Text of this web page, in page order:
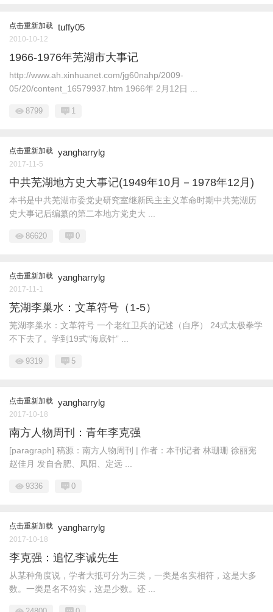
点击重新加载 tuffy05
2010-10-12
1966-1976年芜湖市大事记
http://www.ah.xinhuanet.com/jg60nahp/2009-
05/20/content_16579937.htm 1966年 2月12日 ...
8799 1
点击重新加载 yangharrylg
2017-11-5
中共芜湖地方史大事记(1949年10月－1978年12月)
本书是中共芜湖市委党史研究室继新民主主义革命时期中共芜湖历
史大事记后编纂的第二本地方党史大 ...
86620 0
点击重新加载 yangharrylg
2017-11-1
芜湖李巢水：文革符号（1-5）
芜湖李巢水：文革符号 一个老红卫兵的记述（自序） 24式太极拳学
不下去了。学到19式“海底针” ...
9319 5
点击重新加载 yangharrylg
2017-10-18
南方人物周刊：青年李克强
[paragraph] 稿源：南方人物周刊 | 作者：本刊记者 林珊珊 徐丽宪
赵佳月 发自合肥、凤阳、定远 ...
9336 0
点击重新加载 yangharrylg
2017-10-18
李克强：追忆李诚先生
从某种角度说，学者大抵可分为三类，一类是名实相符，这是大多
数。一类是名不符实，这是少数。还 ...